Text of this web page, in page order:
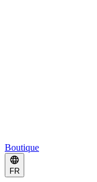
Boutique
FR